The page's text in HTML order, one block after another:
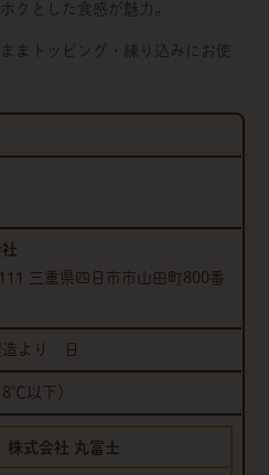
クとした食感が魅力。
まトッピング・練り込みにお使
三重県四日市市山田町800番
造より 日
以下）
株式会社 丸冨士